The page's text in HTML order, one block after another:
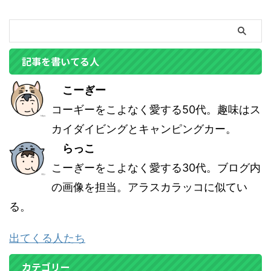
記事を書いてる人
こーぎー
コーギーをこよなく愛する50代。趣味はス
カイダイビングとキャンピングカー。
らっこ
こーぎーをこよなく愛する30代。ブログ内
の画像を担当。アラスカラッコに似てい
る。
出てくる人たち
カテゴリー